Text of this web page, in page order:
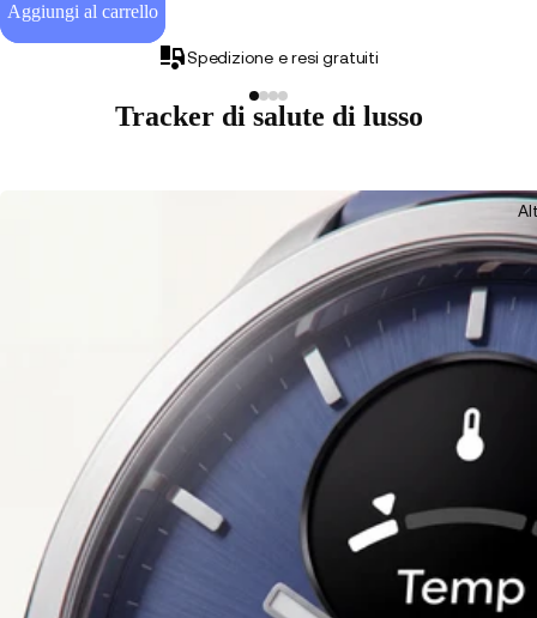
Aggiungi al carrello
Spedizione e resi gratuiti
Tracker di salute di lusso